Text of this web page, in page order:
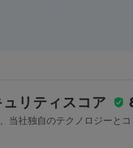
リティスコア
当社独自のテクノロジーと